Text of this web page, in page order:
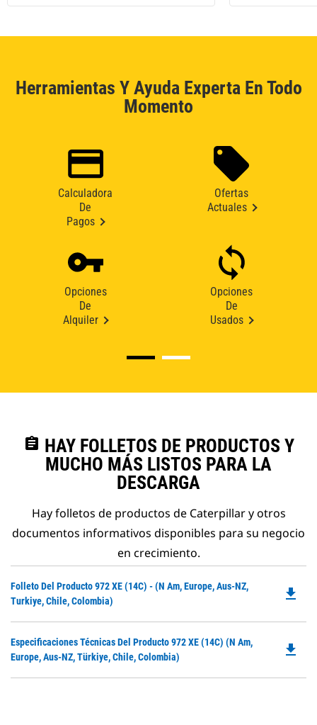
Herramientas Y Ayuda Experta En Todo
Momento
Calculadora
De
Pagos
Ofertas
Actuales
Opciones
De
Alquiler
Opciones
De
Usados
assignment HAY FOLLETOS DE PRODUCTOS Y
MUCHO MÁS LISTOS PARA LA
DESCARGA
Hay folletos de productos de Caterpillar y otros
documentos informativos disponibles para su negocio
en crecimiento.
Folleto Del Producto 972 XE (14C) - (N Am, Europe, Aus-NZ,
Turkiye, Chile, Colombia)
file_download
Especificaciones Técnicas Del Producto 972 XE (14C) (N Am,
Europe, Aus-NZ, Türkiye, Chile, Colombia)
file_download